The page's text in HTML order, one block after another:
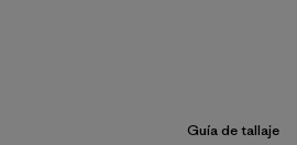
Guía de tallaje